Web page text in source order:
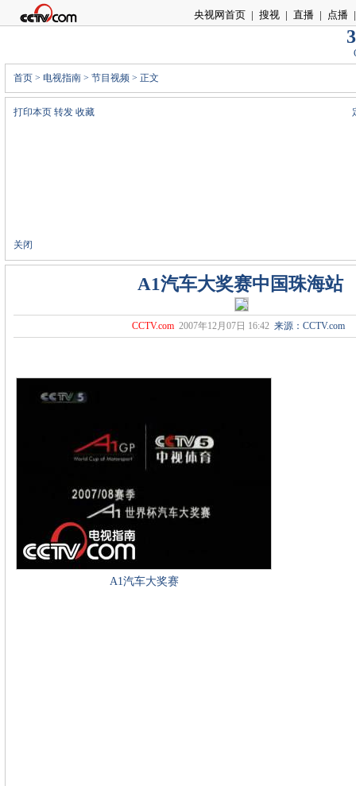
央视网首页 | 搜视 | 直播 | 点播 |
首页 > 电视指南 > 节目视频 > 正文
打印本页 转发 收藏
关闭
A1汽车大奖赛中国珠海站
CCTV.com 2007年12月07日 16:42来源：CCTV.com
A1汽车大奖赛